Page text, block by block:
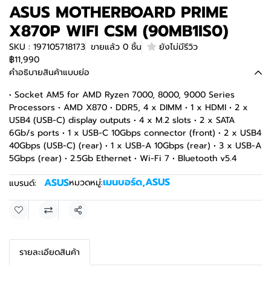
ASUS MOTHERBOARD PRIME
X870P WIFI CSM (90MB1IS0)
SKU : 197105718173 ขายแล้ว 0 ชิ้น
ยังไม่มีรีวิว
฿11,990
คำอธิบายสินค้าแบบย่อ
• Socket AM5 for AMD Ryzen 7000, 8000, 9000 Series
Processors • AMD X870 • DDR5, 4 x DIMM • 1 x HDMI • 2 x
USB4 (USB-C) display outputs • 4 x M.2 slots • 2 x SATA
6Gb/s ports • 1 x USB-C 10Gbps connector (front) • 2 x USB4
40Gbps (USB-C) (rear) • 1 x USB-A 10Gbps (rear) • 3 x USB-A
5Gbps (rear) • 2.5Gb Ethernet • Wi-Fi 7 • Bluetooth v5.4
แบรนด์:
ASUSหมวดหมู่:เมนบอร์ด,ASUS
แชร์
รายละเอียดสินค้า